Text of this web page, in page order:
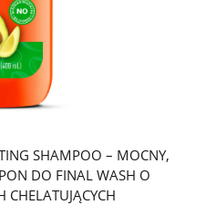
SHAMPOO – MOCNY,
DO FINAL WASH O
CHELATUJĄCYCH